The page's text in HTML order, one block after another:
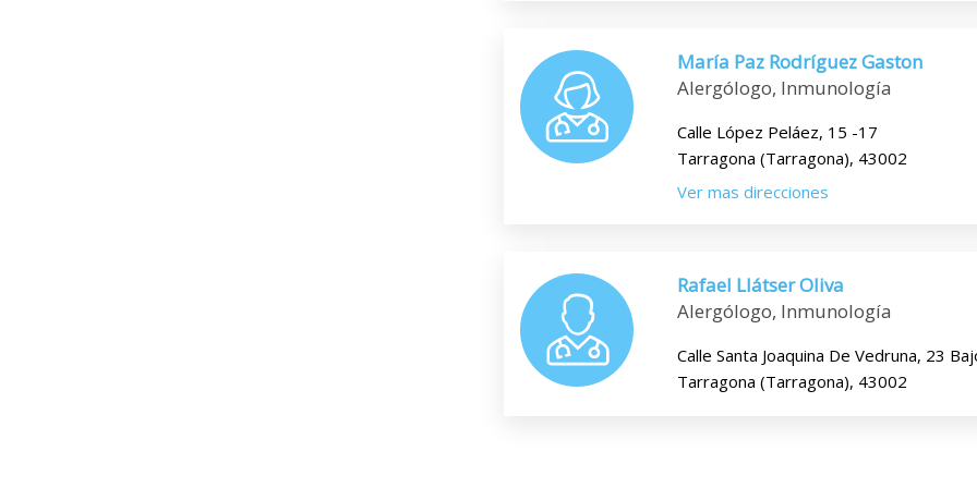
María Paz Rodríguez Gaston
Alergólogo, Inmunología
Calle López Peláez, 15 -17
Tarragona (Tarragona), 43002
Ver mas direcciones
Rafael Llátser Oliva
Alergólogo, Inmunología
Calle Santa Joaquina De Vedruna, 23
Tarragona (Tarragona), 43002